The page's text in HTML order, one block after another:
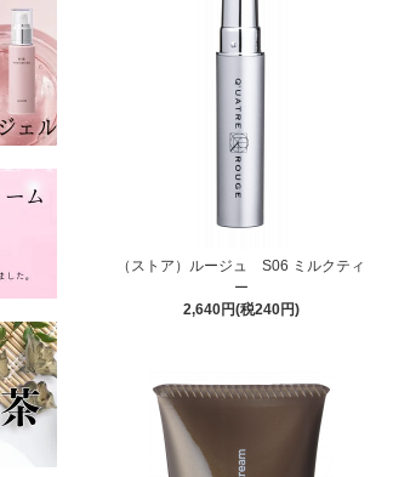
（ストア）ルージュ S06 ミルクティ
ー
2,640円(税240円)